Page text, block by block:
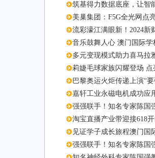
筑基得力数据底座，让智
美巢集团：F5G全光网点
流彩濠江满眼新！2024新
音乐鼓舞人心 澳门国际
多元变现模式助力喜马拉
莉婕毛球家族闪耀登场 点
巴黎奥运火炬传递上演“
嘉轩工业永磁电机成功应
强强联手！知名专家陈国
淘宝直播产业带迎接618开
见证学子成长旅程澳门国
强强联手！知名专家陈国